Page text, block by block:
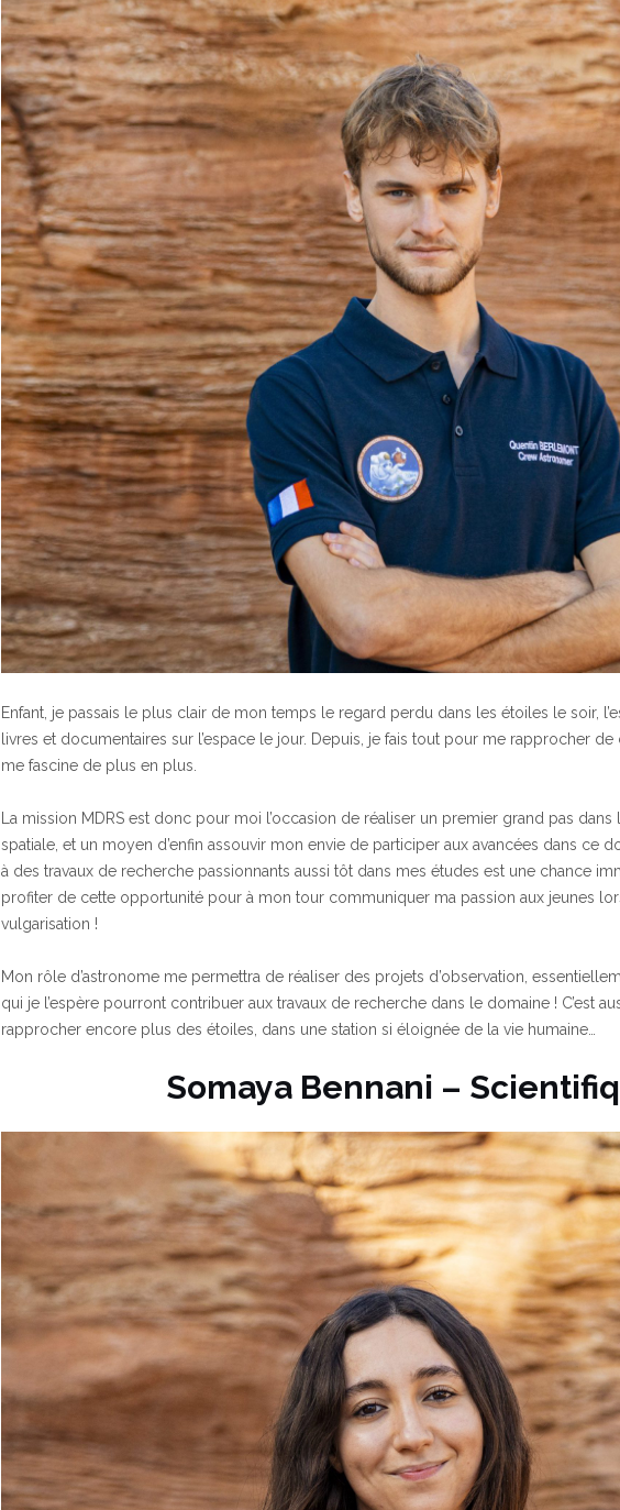
Enfant, je passais le plus clair de mon temps le regard perdu dans les étoiles le soir,
livres et documentaires sur l’espace le jour. Depuis, je fais tout pour me rapprocher de
me fascine de plus en plus.
La mission MDRS est donc pour moi l’occasion de réaliser un premier grand pas dans
spatiale, et un moyen d’enfin assouvir mon envie de participer aux avancées dans ce
à des travaux de recherche passionnants aussi tôt dans mes études est une chance
profiter de cette opportunité pour à mon tour communiquer ma passion aux jeunes
vulgarisation !
Mon rôle d’astronome me permettra de réaliser des projets d’observation,
qui je l’espère pourront contribuer aux travaux de recherche dans le domaine ! C’est
rapprocher encore plus des étoiles, dans une station si éloignée de la vie humaine…
Somaya Bennani –